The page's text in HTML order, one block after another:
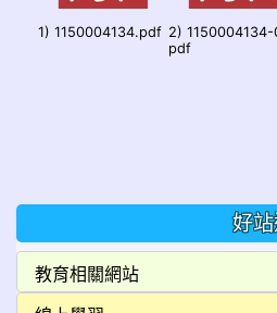
1) 1150004134.pdf 2) 1150004134-
pdf
好